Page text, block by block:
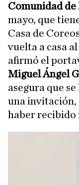
Comunidad
mayo, que
Casa de
vuelta a casa
afirmó el
Miguel Ángel
asegura que
una invitación,
haber recibido